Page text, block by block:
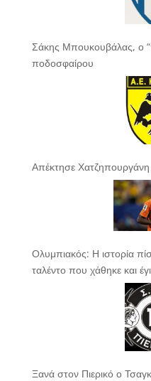
Σάκης Μπουκουβάλας, ο
ποδοσφαίρου
Απέκτησε
Ολυμπιακός: Η ιστορία
ταλέντο που χάθηκε και
Ξανά στον Πιερικό ο